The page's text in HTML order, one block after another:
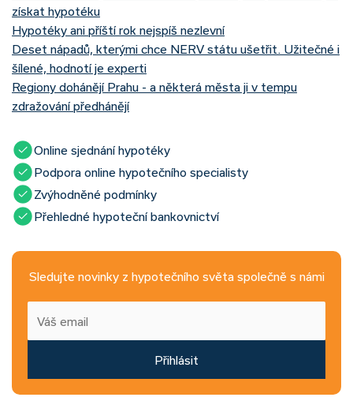
získat hypotéku
Hypotéky ani příští rok nejspíš nezlevní
Deset nápadů, kterými chce NERV státu ušetřit. Užitečné i
šílené, hodnotí je experti
Regiony dohánějí Prahu - a některá města ji v tempu
zdražování předhánějí
Online sjednání hypotéky
Podpora online hypotečního specialisty
Zvýhodněné podmínky
Přehledné hypoteční bankovnictví
Sledujte novinky z hypotečního světa společně s námi
Přihlásit